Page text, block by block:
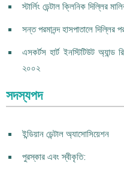
স্টার্লিং ডেন্টাল ক্লিনিক দিল্লির
সন্ত পরমানন্দ হাসপাতালে দিল্লির
এসকর্টস হার্ট ইনস্টিটিউট অ্যান্ড
২০০২
সদস্যপদ
ইন্ডিয়ান ডেন্টাল অ্যাসোসিয়েশন
পুরস্কার এবং স্বীকৃতি: